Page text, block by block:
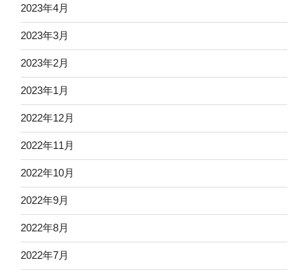
2023年4月
2023年3月
2023年2月
2023年1月
2022年12月
2022年11月
2022年10月
2022年9月
2022年8月
2022年7月